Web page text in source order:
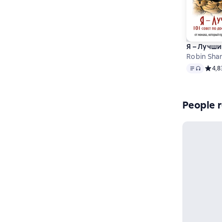
Я –
Robin
Text, audio4,8
People